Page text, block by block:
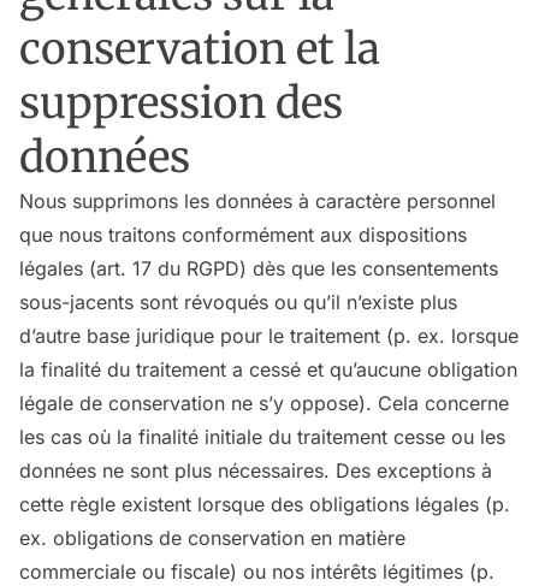
conservation et la
suppression des
données
Nous supprimons les données à caractère personnel
que nous traitons conformément aux dispositions
légales (art. 17 du RGPD) dès que les consentements
sous-jacents sont révoqués ou qu’il n’existe plus
d’autre base juridique pour le traitement (p. ex. lorsque
la finalité du traitement a cessé et qu’aucune obligation
légale de conservation ne s’y oppose). Cela concerne
les cas où la finalité initiale du traitement cesse ou les
données ne sont plus nécessaires. Des exceptions à
cette règle existent lorsque des obligations légales (p.
ex. obligations de conservation en matière
commerciale ou fiscale) ou nos intérêts légitimes (p.